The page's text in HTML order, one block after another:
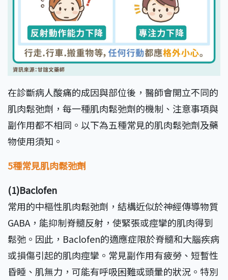
在診斷病人酸痛的成因與部位後，醫師會開立不同的
肌肉鬆弛劑，每一種肌肉鬆弛劑的機制、注意事項與
副作用都不相同。以下為五種常見的肌肉鬆弛劑及藥
物使用須知。
5種常見肌肉鬆弛劑
(1)Baclofen
常用的中樞性肌肉鬆弛劑，結構近似於神經傳導物質
GABA，能抑制脊髓反射，使緊張或痙攣的肌肉得到
鬆弛。因此，Baclofen的適應症限於脊髓和大腦疾病
或損傷引起的肌肉痙攣。常見副作用有疲勞、短暫性
昏睡、肌無力，可能有呼吸困難或頭暈的狀況。特別